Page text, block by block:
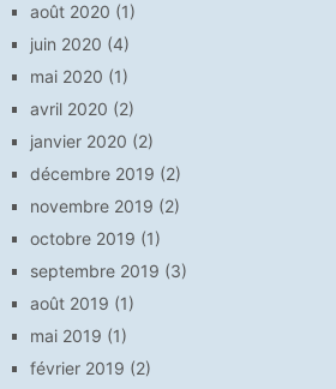
août 2020 (1)
juin 2020 (4)
mai 2020 (1)
avril 2020 (2)
janvier 2020 (2)
décembre 2019 (2)
novembre 2019 (2)
octobre 2019 (1)
septembre 2019 (3)
août 2019 (1)
mai 2019 (1)
février 2019 (2)